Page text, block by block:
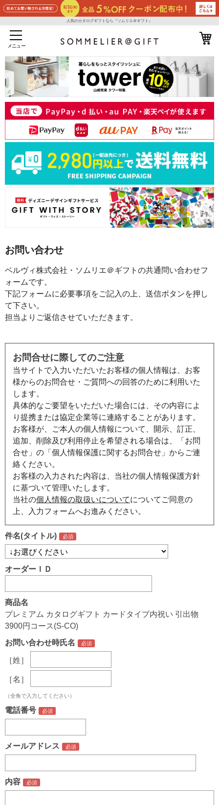
人気のカタログギフトなら『ソムリエ＠ギフト』
メニュー
お問い合わせ
ベルヴィ株式会社・ソムリエ＠ギフトの共通問い合わせフ
ォームです。
下記フォームに必要事項をご記入の上、送信ボタンを押し
て下さい。
担当よりご返信させていただきます。
お問合せに際してのご注意
当サイトで入力いただいたお客様の個人情報は、お客
様からのお問合せ・ご質問への回答のために利用いた
します。
具体的なご要望をいただいた場合には、その内容によ
り提携または協定企業等に連絡することがあります。
お客様が、ご本人の個人情報について、開示、訂正、
追加、削除及び利用停止を希望される場合は、「お問
合せ」の「個人情報保護に関するお問合せ」からご連
絡ください。
お客様の入力された内容は、当社の個人情報保護方針
に基づいて管理いたします。
当社の個人情報の取扱いについてについてご同意の
上、入力フォームへお進みください。
件名(タイトル)
オーダーＩＤ
商品名
プレミアム カタログギフト カードタイプ内祝い 引出物
3900円コース(S-CO)
お問い合わせ時氏名
［姓］
［名］
（全角で入力してください）
電話番号
メールアドレス
内容